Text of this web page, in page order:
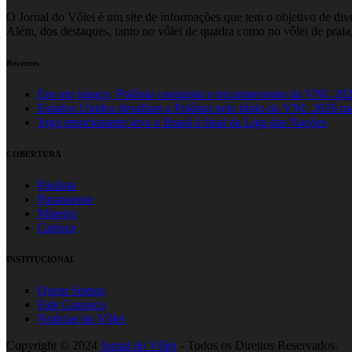
O Jornal do Vôlei é um site de informações que tem o objetivo de
Além, dos destaques, tanto no vôlei de quadra como no vôlei de
Recentes
Em um jogaço, Polônia conquista o tricampeonato da VNL
Estados Unidos desafiam a Polônia pelo título da VNL 2026
Jogo emocionante leva o Brasil à final da Liga das Nações
COBERTURA
Paulista
Paranaense
Mineiro
Carioca
INSTITUCIONAL
Quem Somos
Fale Conosco
Notícias do Vôlei
Copyright © 2024 Jornal do Vôlei - Todos os Direitos Reservados.